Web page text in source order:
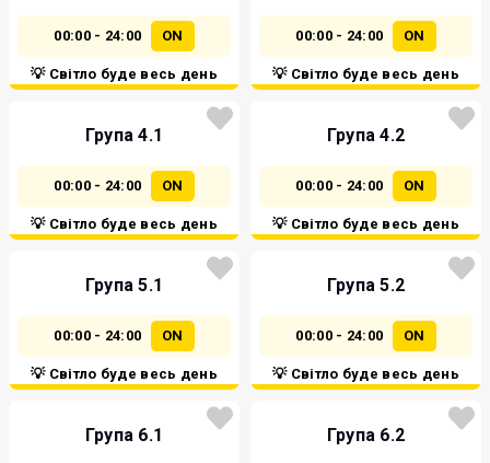
00:00 - 24:00 ON
💡 Світло буде весь день
00:00 - 24:00 ON
💡 Світло буде весь день
Група 4.1
00:00 - 24:00 ON
💡 Світло буде весь день
Група 4.2
00:00 - 24:00 ON
💡 Світло буде весь день
Група 5.1
00:00 - 24:00 ON
💡 Світло буде весь день
Група 5.2
00:00 - 24:00 ON
💡 Світло буде весь день
Група 6.1 Група 6.2